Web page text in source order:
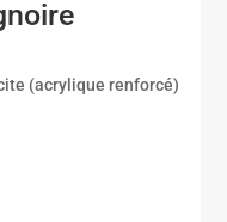
(acrylique renforcé)